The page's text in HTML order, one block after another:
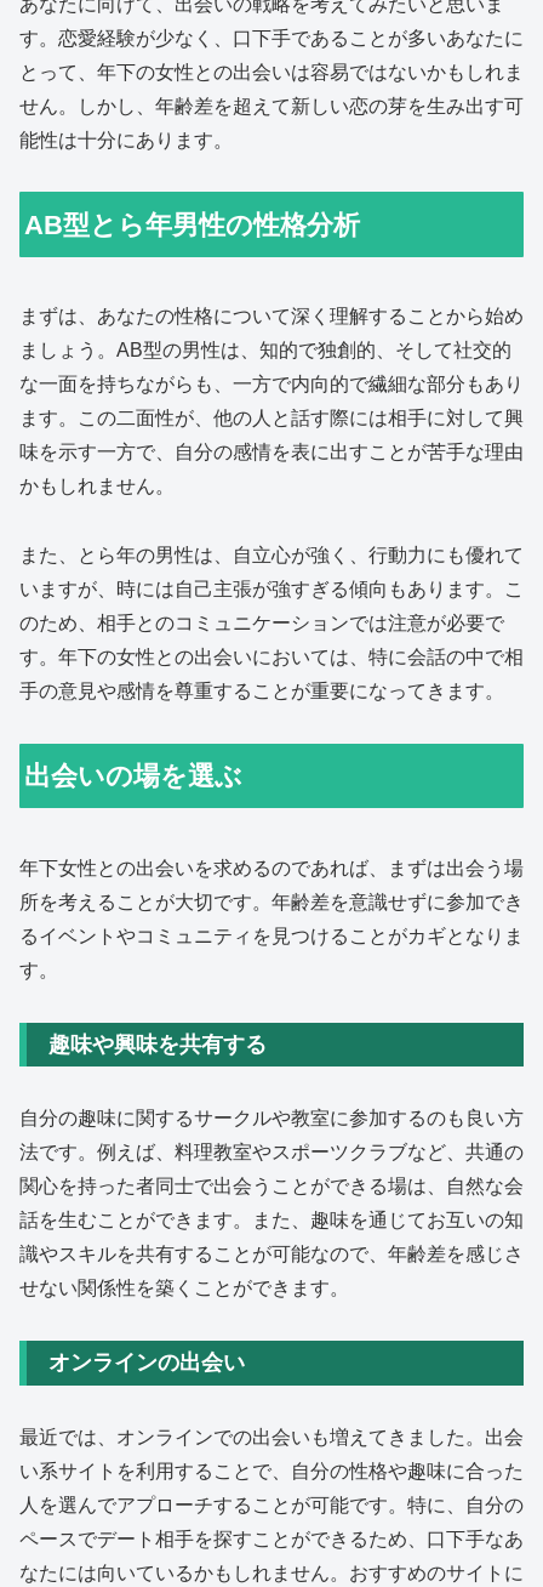
す。恋愛経験が少なく、口下手であることが多いあなたに
とって、年下の女性との出会いは容易ではないかもしれま
せん。しかし、年齢差を超えて新しい恋の芽を生み出す可
能性は十分にあります。
AB型とら年男性の性格分析
まずは、あなたの性格について深く理解することから始め
ましょう。AB型の男性は、知的で独創的、そして社交的
な一面を持ちながらも、一方で内向的で繊細な部分もあり
ます。この二面性が、他の人と話す際には相手に対して興
味を示す一方で、自分の感情を表に出すことが苦手な理由
かもしれません。
また、とら年の男性は、自立心が強く、行動力にも優れて
いますが、時には自己主張が強すぎる傾向もあります。こ
のため、相手とのコミュニケーションでは注意が必要で
す。年下の女性との出会いにおいては、特に会話の中で相
手の意見や感情を尊重することが重要になってきます。
出会いの場を選ぶ
年下女性との出会いを求めるのであれば、まずは出会う場
所を考えることが大切です。年齢差を意識せずに参加でき
るイベントやコミュニティを見つけることがカギとなりま
す。
趣味や興味を共有する
自分の趣味に関するサークルや教室に参加するのも良い方
法です。例えば、料理教室やスポーツクラブなど、共通の
関心を持った者同士で出会うことができる場は、自然な会
話を生むことができます。また、趣味を通じてお互いの知
識やスキルを共有することが可能なので、年齢差を感じさ
せない関係性を築くことができます。
オンラインの出会い
最近では、オンラインでの出会いも増えてきました。出会
い系サイトを利用することで、自分の性格や趣味に合った
人を選んでアプローチすることが可能です。特に、自分の
ペースでデート相手を探すことができるため、口下手なあ
なたには向いているかもしれません。おすすめのサイトに